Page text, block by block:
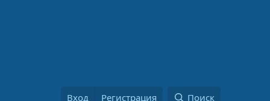
Вход Регистрация Поиск